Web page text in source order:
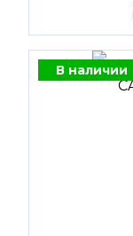
В наличии